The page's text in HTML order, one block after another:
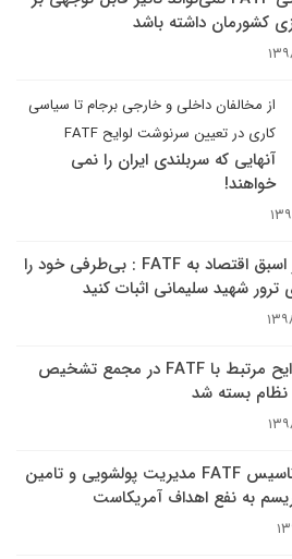
کشورمان داشته باشد
از مخالفان داخلی و خارجی برجام تا سیاسی
کاری در تعیین سرنوشت لوایح FATF
آنهایی که سربلندی ایران را نمی
خواهند!
نامه وزیر اسبق اقتصاد به FATF : بی‌طرفی خود را
ترور شهید سلیمانی اثبات کنید
پرونده لوایح مرتبط با FATF در مجمع تشخیص
بسته شد
هدف از تاسیس FATF مدیریت پولشویی و تامین
به نفع اهداف آمریکاست